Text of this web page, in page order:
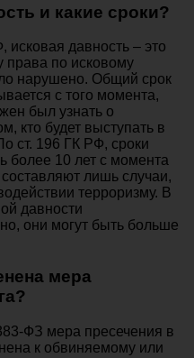
и какие сроки?
исковая давность – это
права по исковому
нарушено. Общий срок
с того момента,
был узнать о
кто будет выступать в
ст. 196 ГК РФ, сроки
более 10 лет с момента
лишь случаи,
терроризму. В
давности
они могут быть больше
мера
ФЗ мера пресечения в
к обвиняемому или